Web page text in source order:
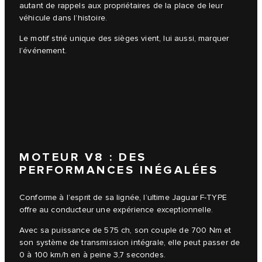
autant de rappels aux propriétaires de la place de leur
véhicule dans l’histoire.
Le motif strié unique des sièges vient, lui aussi, marquer
l’événement.
MOTEUR V8 : DES
PERFORMANCES INÉGALÉES
Conforme à l’esprit de sa lignée, l’ultime Jaguar F-TYPE
offre au conducteur une expérience exceptionnelle.
Avec sa puissance de 575 ch, son couple de 700 Nm et
son système de transmission intégrale, elle peut passer de
0 à 100 km/h en à peine 3,7 secondes.